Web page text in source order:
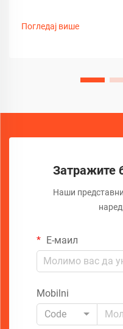
инспекцију
Погледај више
Затражите
Наши
Е-маил
Mobilni
Code